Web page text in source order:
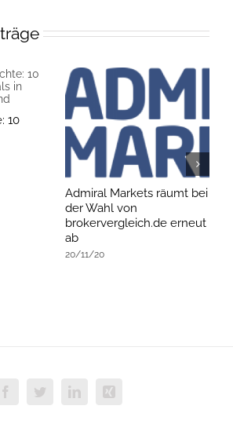
10
Admiral Markets räumt bei
der Wahl von
brokervergleich.de erneut
ab
20/11/20
FacebookTwitterLinkedInXing